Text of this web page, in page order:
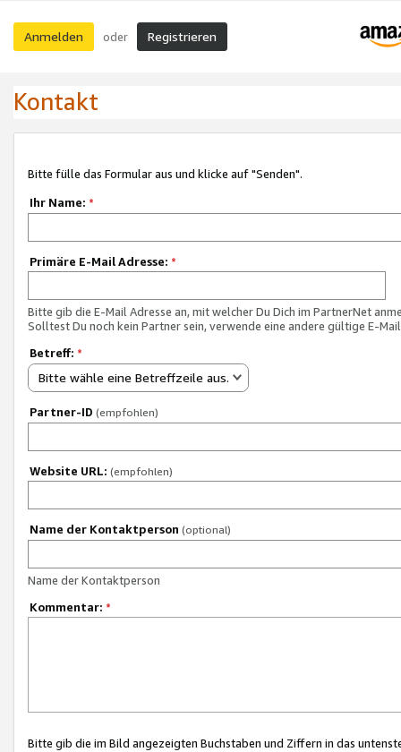
Anmelden oder Registrieren
Kontakt
Bitte fülle das Formular aus und klicke auf "Senden".
Ihr Name: *
Primäre E-Mail Adresse: *
Bitte gib die E-Mail Adresse an, mit welcher Du Dich im PartnerNet
Solltest Du noch kein Partner sein, verwende eine andere gültige E-
Betreff: *
Bitte wähle eine Betreffzeile aus.
Partner-ID (empfohlen)
Website URL: (empfohlen)
Name der Kontaktperson (optional)
Name der Kontaktperson
Kommentar: *
Bitte gib die im Bild angezeigten Buchstaben und Ziffern in das